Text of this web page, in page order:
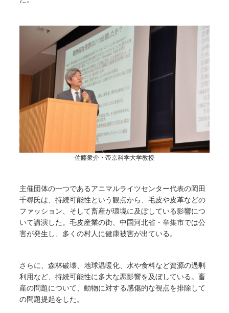
佐藤衆介・帝京科学大学教授
主催団体の一つであるアニマルライツセンター代表の岡田
千尋氏は、持続可能性という観点から、毛皮や皮革などの
ファッション、そして畜産が環境に及ぼしている影響につ
いて講演した。毛皮産業の街、中国河北省・辛集市では公
害が発生し、多くの村人に健康被害が出ている。
さらに、森林破壊、地球温暖化、水や食料など資源の過剰
利用など、持続可能性に多大な悪影響を及ぼしている。畜
産の問題について、動物に対する感傷的な視点を排除して
の問題提起をした。